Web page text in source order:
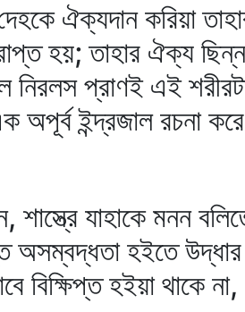
ঐক্যদান করিয়া
হয়; তাহার ঐক্য
নিরলস প্রাণই এই
অপূর্ব ইন্দ্রজাল রচনা
শাস্ত্রে যাহাকে মনন
হইতে উদ্ধার
বিক্ষিপ্ত হইয়া থাকে